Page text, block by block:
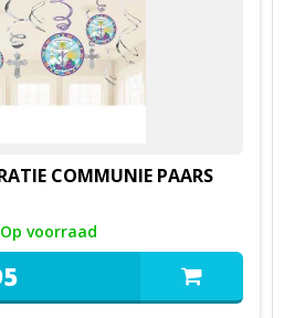
COMMUNIE PAARS
Op voorraad